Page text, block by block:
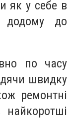
як у себе в
додому до
по часу
швидку
ремонтні